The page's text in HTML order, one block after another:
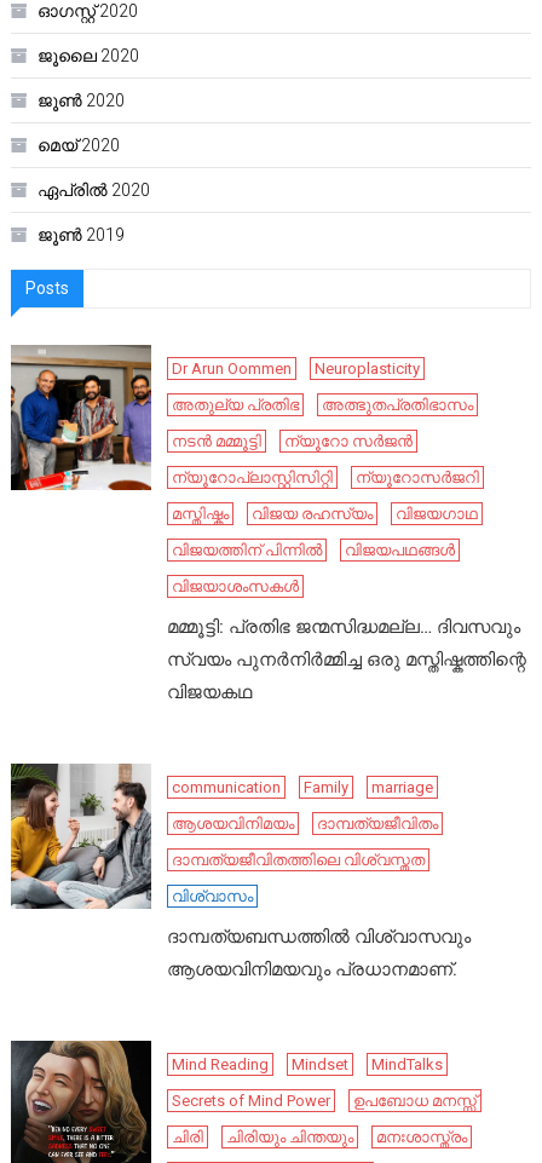
ഓഗസ്റ്റ്‌ 2020
ജൂലൈ 2020
ജൂൺ 2020
മെയ്‌ 2020
ഏപ്രിൽ 2020
ജൂൺ 2019
Posts
Dr Arun Oommen
Neuroplasticity
അതുല്യ പ്രതിഭ
അത്ഭുതപ്രതിഭാസം
നടൻ മമ്മൂട്ടി
ന്യൂറോ സർജൻ
ന്യൂറോപ്ലാസ്റ്റിസിറ്റി
ന്യൂറോസർജറി
മസ്തിഷ്കം
വിജയ രഹസ്യം
വിജയഗാഥ
വിജയത്തിന് പിന്നിൽ
വിജയപഥങ്ങൾ
വിജയാശംസകൾ
മമ്മൂട്ടി: പ്രതിഭ ജന്മസിദ്ധമല്ല… ദിവസവും
സ്വയം പുനർനിർമ്മിച്ച ഒരു മസ്തിഷ്കത്തിന്റെ
വിജയകഥ
communication Family
marriage
ആശയവിനിമയം
ദാമ്പത്യജീവിതം
ദാമ്പത്യജീവിതത്തിലെ വിശ്വസ്തത
വിശ്വാസം
ദാമ്പത്യബന്ധത്തിൽ വിശ്വാസവും
ആശയവിനിമയവും പ്രധാനമാണ്.
Mind Reading Mindset
MindTalks
Secrets of Mind Power
ഉപബോധ മനസ്സ്
ചിരി
ചിരിയും ചിന്തയും
മനഃശാസ്ത്രം